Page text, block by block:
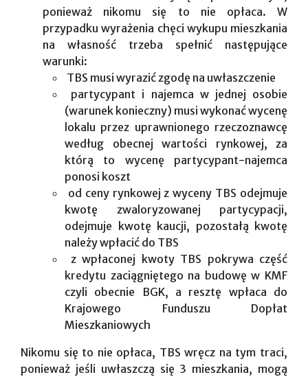
ponieważ nikomu się to nie opłaca. W
przypadku wyrażenia chęci wykupu mieszkania
na własność trzeba spełnić następujące
warunki:
TBS musi wyrazić zgodę na uwłaszczenie
partycypant i najemca w jednej osobie
(warunek konieczny) musi wykonać wycenę
lokalu przez uprawnionego rzeczoznawcę
według obecnej wartości rynkowej, za
którą to wycenę partycypant-najemca
ponosi koszt
od ceny rynkowej z wyceny TBS odejmuje
kwotę zwaloryzowanej partycypacji,
odejmuje kwotę kaucji, pozostałą kwotę
należy wpłacić do TBS
z wpłaconej kwoty TBS pokrywa część
kredytu zaciągniętego na budowę w KMF
czyli obecnie BGK, a resztę wpłaca do
Krajowego Funduszu Dopłat
Mieszkaniowych
Nikomu się to nie opłaca, TBS wręcz na tym traci,
ponieważ jeśli uwłaszczą się 3 mieszkania, mogą